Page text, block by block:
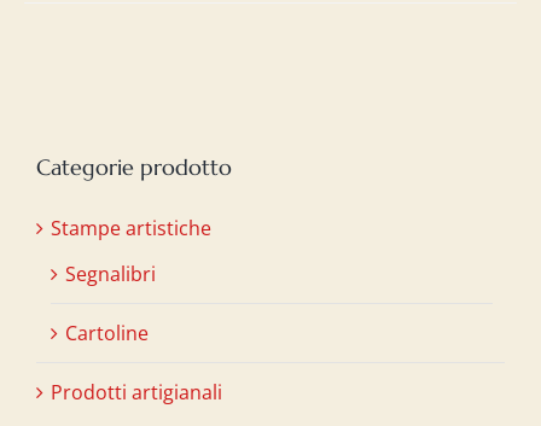
Categorie prodotto
Stampe artistiche
Segnalibri
Cartoline
Prodotti artigianali